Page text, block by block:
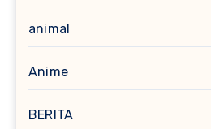
animal
Anime
BERITA